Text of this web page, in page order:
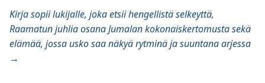
Kirja sopii lukijalle, joka etsii hengellistä selkeyttä,
Raamatun juhlia osana Jumalan kokonaiskertomusta sekä
elämää, jossa usko saa näkyä rytminä ja suuntana arjessa
→